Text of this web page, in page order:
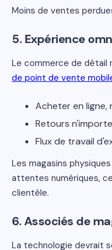
Moins de ventes
5. Expérience
Le commerce de détail
de point de vente
Acheter en ligne,
Retours
Flux de travail
Les magasins
attentes numériques,
clientèle.
6. Associés de
La technologie devrait